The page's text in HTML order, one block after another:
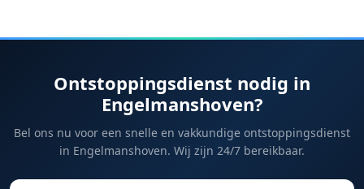
Ontstoppingsdienst nodig in
Engelmanshoven?
Bel ons nu voor een snelle en vakkundige ontstoppingsdienst
in Engelmanshoven. Wij zijn 24/7 bereikbaar.